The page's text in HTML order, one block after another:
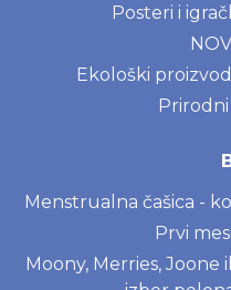
Posteri i
Ekološki
Menstrualna čašica -
Prvi
Moony, Merries, Joone